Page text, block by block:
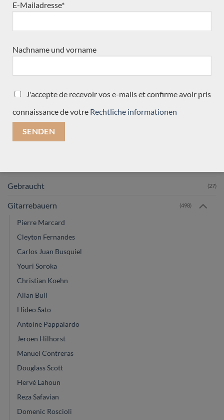
Lattice
Kürzlich reingekommen
Doubletop
Traditionnelle
Alles
Zubehör
Gebraucht (27)
Gitarrebauern (498)
Pierre Marcard
Cleyton Fernandes
Carlos Juan Busquiel
Youri Soroka
Christian Koehn
Allan Bull
Hideo Sato
Antoine Pappalardo
Jeroen Hilhorst
Manuel Contreras
Douglass Scott
Hervé Lahoun
Reza Safavian
Domenic Roscioli
E-Mailadresse*
Nachname und vorname
J'accepte de recevoir vos e-mails et confirme avoir pris
connaissance de votre Rechtliche informationen